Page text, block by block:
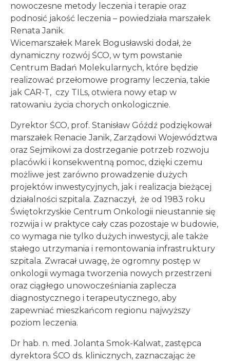
nowoczesne metody leczenia i terapie oraz
podnosić jakość leczenia – powiedziała marszałek
Renata Janik.
Wicemarszałek Marek Bogusławski dodał, że
dynamiczny rozwój ŚCO, w tym powstanie
Centrum Badań Molekularnych, które będzie
realizować przełomowe programy leczenia, takie
jak CAR-T, czy TILs, otwiera nowy etap w
ratowaniu życia chorych onkologicznie.
Dyrektor ŚCO, prof. Stanisław Góźdź podziękował
marszałek Renacie Janik, Zarządowi Województwa
oraz Sejmikowi za dostrzeganie potrzeb rozwoju
placówki i konsekwentną pomoc, dzięki czemu
możliwe jest zarówno prowadzenie dużych
projektów inwestycyjnych, jak i realizacja bieżącej
działalności szpitala. Zaznaczył, że od 1983 roku
Świętokrzyskie Centrum Onkologii nieustannie się
rozwija i w praktyce cały czas pozostaje w budowie,
co wymaga nie tylko dużych inwestycji, ale także
stałego utrzymania i remontowania infrastruktury
szpitala. Zwracał uwagę, że ogromny postęp w
onkologii wymaga tworzenia nowych przestrzeni
oraz ciągłego unowocześniania zaplecza
diagnostycznego i terapeutycznego, aby
zapewniać mieszkańcom regionu najwyższy
poziom leczenia.
Dr hab. n. med. Jolanta Smok-Kalwat, zastępca
dyrektora ŚCO ds. klinicznych, zaznaczając że